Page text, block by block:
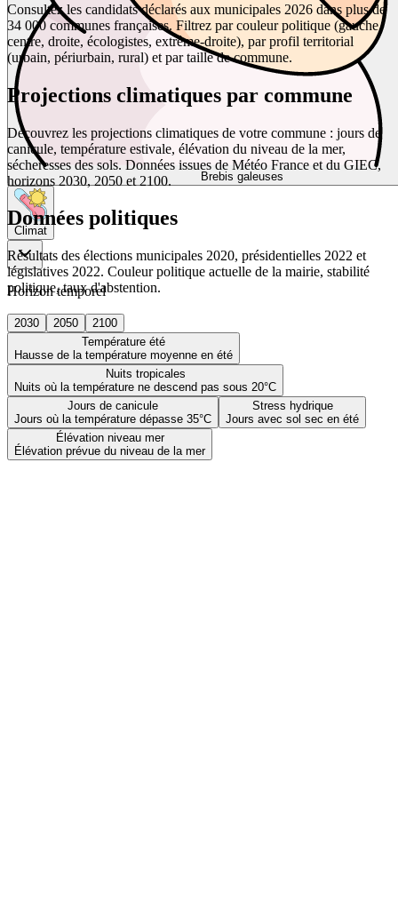
Brebis galeuses
Climat
Horizon temporel
2030 2050
2100
Température été
Hausse de la température moyenne en été
Nuits tropicales
Nuits où la température ne descend pas sous 20°C
Jours de canicule
Jours où la température dépasse 35°C
Stress hydrique
Jours avec sol sec en été
Élévation niveau mer
Élévation prévue du niveau de la mer
Consultez les candidats déclarés aux municipales 2026 dans plus de
34 000 communes françaises. Filtrez par couleur politique (gauche,
centre, droite, écologistes, extrême-droite), par profil territorial
(urbain, périurbain, rural) et par taille de commune.
Projections climatiques par commune
Découvrez les projections climatiques de votre commune : jours de
canicule, température estivale, élévation du niveau de la mer,
sécheresses des sols. Données issues de Météo France et du GIEC,
horizons 2030, 2050 et 2100.
Données politiques
Résultats des élections municipales 2020, présidentielles 2022 et
législatives 2022. Couleur politique actuelle de la mairie, stabilité
politique, taux d'abstention.